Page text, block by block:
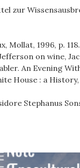
zur
Mollat, 1996, p. 118.
on wine,
An Evening
House : a
Stephanus